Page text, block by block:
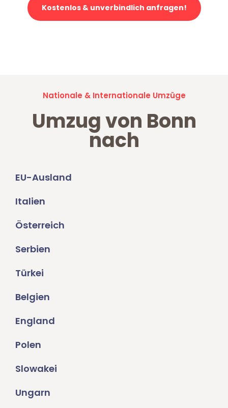
Kostenlos & unverbindlich anfragen!
Nationale & Internationale Umzüge
Umzug von Bonn
nach
EU-Ausland
Italien
Österreich
Serbien
Türkei
Belgien
England
Polen
Slowakei
Ungarn